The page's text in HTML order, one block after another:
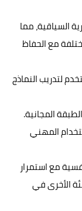
السياقية، مما
مع الحفاظ
لتدريب النماذج
المجانية.
المهني
مع استمرار
الأخرى في